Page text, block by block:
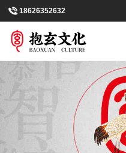
18626352632